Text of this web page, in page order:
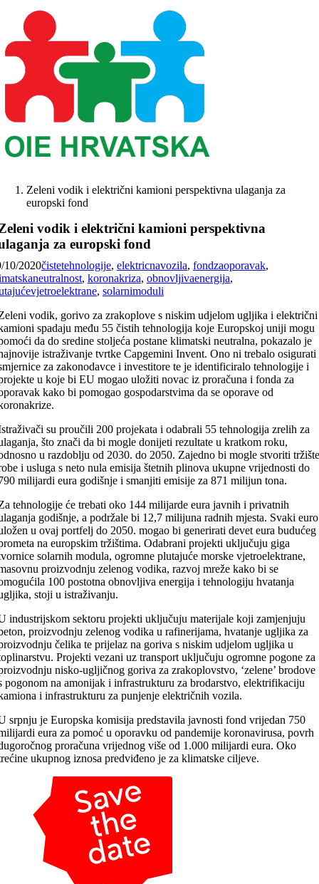
content
Zeleni vodik i električni kamioni perspektivna ulaganja za
europski fond
vodik i električni kamioni perspektivna
za europski fond
10/2020čistetehnologije, elektricnavozila, fondzaoporavak,
, koronakriza, obnovljivaenergija,
, solarnimoduli
vodik, gorivo za zrakoplove s niskim udjelom ugljika i električni
spadaju među 55 čistih tehnologija koje Europskoj uniji mogu
da do sredine stoljeća postane klimatski neutralna, pokazalo je
istraživanje tvrtke Capgemini Invent. Ono ni trebalo osigurati
za zakonodavce i investitore te je identificiralo tehnologije i
u koje bi EU mogao uložiti novac iz proračuna i fonda za
kako bi pomogao gospodarstvima da se oporave od
su proučili 200 projekata i odabrali 55 tehnologija zrelih za
što znači da bi mogle donijeti rezultate u kratkom roku,
u razdoblju od 2030. do 2050. Zajedno bi mogle stvoriti
i usluga s neto nula emisija štetnih plinova ukupne vrijednosti do
milijardi eura godišnje i smanjiti emisije za 871 milijun tona.
tehnologije će trebati oko 144 milijarde eura javnih i privatnih
godišnje, a podržale bi 12,7 milijuna radnih mjesta. Svaki euro
u ovaj portfelj do 2050. mogao bi generirati devet eura budućeg
na europskim tržištima. Odabrani projekti uključuju giga
solarnih modula, ogromne plutajuće morske vjetroelektrane,
proizvodnju zelenog vodika, razvoj mreže kako bi se
100 postotna obnovljiva energija i tehnologiju hvatanja
stoji u istraživanju.
industrijskom sektoru projekti uključuju materijale koji zamjenjuju
proizvodnju zelenog vodika u rafinerijama, hvatanje ugljika za
čelika te prijelaz na goriva s niskim udjelom ugljika u
Projekti vezani uz transport uključuju ogromne pogone za
nisko-ugljičnog goriva za zrakoplovstvo, ‘zelene’ brodove
pogonom na amonijak i infrastrukturu za brodarstvo, elektrifikaciju
i infrastrukturu za punjenje električnih vozila.
srpnju je Europska komisija predstavila javnosti fond vrijedan 750
eura za pomoć u oporavku od pandemije koronavirusa, povrh
proračuna vrijednog više od 1.000 milijardi eura. Oko
ukupnog iznosa predviđeno je za klimatske ciljeve.